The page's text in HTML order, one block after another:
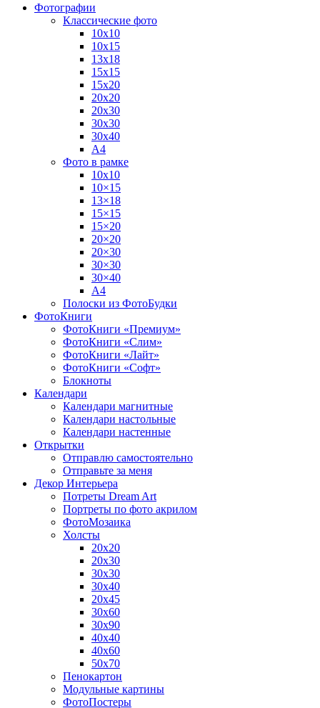
Фотографии
Классические фото
10х10
10х15
13х18
15х15
15х20
20х20
20х30
30х30
30х40
А4
Фото в рамке
10х10
10×15
13×18
15×15
15×20
20×20
20×30
30×30
30×40
A4
Полоски из ФотоБудки
ФотоКниги
ФотоКниги «Премиум»
ФотоКниги «Слим»
ФотоКниги «Лайт»
ФотоКниги «Софт»
Блокноты
Календари
Календари магнитные
Календари настольные
Календари настенные
Открытки
Отправлю самостоятельно
Отправьте за меня
Декор Интерьера
Потреты Dream Art
Портреты по фото акрилом
ФотоМозаика
Холсты
20х20
20х30
30х30
30х40
20х45
30х60
30х90
40х40
40х60
50х70
Пенокартон
Модульные картины
ФотоПостеры